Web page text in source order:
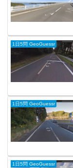
1日5問 GeoGuessr
1日5問 GeoGuessr
1日5問 GeoGuessr